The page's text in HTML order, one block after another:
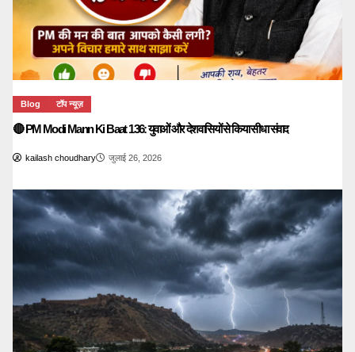
Blog टॉप न्यूज़
🔴 PM Modi Mann Ki Baat 136: युवाओं और देशवासियों से किया सीधा संवाद
kailash choudhary जुलाई 26, 2026